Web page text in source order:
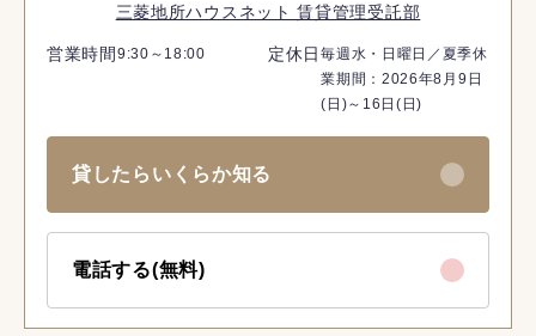
三菱地所ハウスネット 賃貸管理受託部
営業時間 9:30～18:00 定休日毎週水・日曜日／夏季休
業期間：2026年8月9日
(日)～16日(日)
貸したらいくらか知る
電話する(無料)